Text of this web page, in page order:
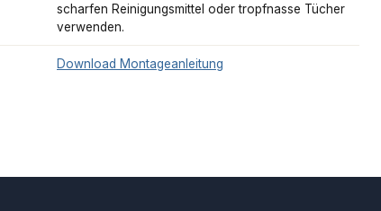
scharfen Reinigungsmittel oder tropfnasse Tücher
verwenden.
Download Montageanleitung